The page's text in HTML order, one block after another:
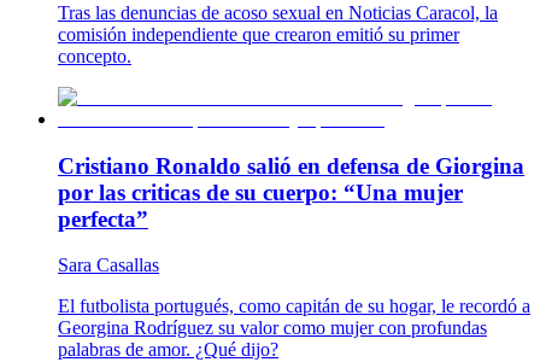
Tras las denuncias de acoso sexual en Noticias Caracol, la
comisión independiente que crearon emitió su primer
concepto.
Cristiano Ronaldo salió en defensa de Giorgina
por las criticas de su cuerpo: “Una mujer
perfecta”
Sara Casallas
El futbolista portugués, como capitán de su hogar, le recordó a
Georgina Rodríguez su valor como mujer con profundas
palabras de amor. ¿Qué dijo?